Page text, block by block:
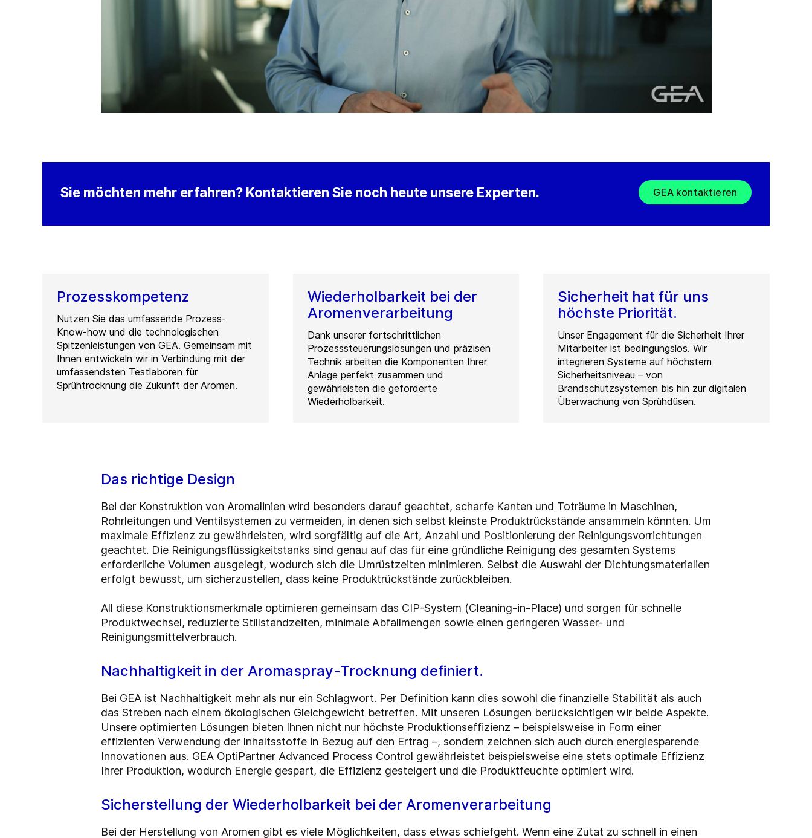
Sie möchten mehr erfahren? Kontaktieren Sie noch heute unsere Experten. GEA kontaktieren
Prozesskompetenz
Nutzen Sie das umfassende Prozess-
Know-how und die technologischen
Spitzenleistungen von GEA. Gemeinsam mit
Ihnen entwickeln wir in Verbindung mit der
umfassendsten Testlaboren für
Sprühtrocknung die Zukunft der Aromen.
Wiederholbarkeit bei der
Aromenverarbeitung
Dank unserer fortschrittlichen
Prozesssteuerungslösungen und präzisen
Technik arbeiten die Komponenten Ihrer
Anlage perfekt zusammen und
gewährleisten die geforderte
Wiederholbarkeit.
Sicherheit hat für uns
höchste Priorität.
Unser Engagement für die Sicherheit Ihrer
Mitarbeiter ist bedingungslos. Wir
integrieren Systeme auf höchstem
Sicherheitsniveau – von
Brandschutzsystemen bis hin zur digitalen
Überwachung von Sprühdüsen.
Das richtige Design
Bei der Konstruktion von Aromalinien wird besonders darauf geachtet, scharfe Kanten und Toträume in Maschinen,
Rohrleitungen und Ventilsystemen zu vermeiden, in denen sich selbst kleinste Produktrückstände ansammeln könnten. Um
maximale Effizienz zu gewährleisten, wird sorgfältig auf die Art, Anzahl und Positionierung der Reinigungsvorrichtungen
geachtet. Die Reinigungsflüssigkeitstanks sind genau auf das für eine gründliche Reinigung des gesamten Systems
erforderliche Volumen ausgelegt, wodurch sich die Umrüstzeiten minimieren. Selbst die Auswahl der Dichtungsmaterialien
erfolgt bewusst, um sicherzustellen, dass keine Produktrückstände zurückbleiben.
All diese Konstruktionsmerkmale optimieren gemeinsam das CIP-System (Cleaning-in-Place) und sorgen für schnelle
Produktwechsel, reduzierte Stillstandzeiten, minimale Abfallmengen sowie einen geringeren Wasser- und
Reinigungsmittelverbrauch.
Nachhaltigkeit in der Aromaspray-Trocknung definiert.
Bei GEA ist Nachhaltigkeit mehr als nur ein Schlagwort. Per Definition kann dies sowohl die finanzielle Stabilität als auch
das Streben nach einem ökologischen Gleichgewicht betreffen. Mit unseren Lösungen berücksichtigen wir beide Aspekte.
Unsere optimierten Lösungen bieten Ihnen nicht nur höchste Produktionseffizienz – beispielsweise in Form einer
effizienten Verwendung der Inhaltsstoffe in Bezug auf den Ertrag –, sondern zeichnen sich auch durch energiesparende
Innovationen aus. GEA OptiPartner Advanced Process Control gewährleistet beispielsweise eine stets optimale Effizienz
Ihrer Produktion, wodurch Energie gespart, die Effizienz gesteigert und die Produktfeuchte optimiert wird.
Sicherstellung der Wiederholbarkeit bei der Aromenverarbeitung
Bei der Herstellung von Aromen gibt es viele Möglichkeiten, dass etwas schiefgeht. Wenn eine Zutat zu schnell in einen